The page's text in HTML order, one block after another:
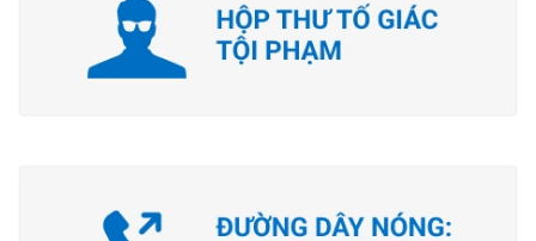
khoảng 180 đại biểu.